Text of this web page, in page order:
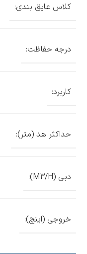
کلاس عایق بندی:
درجه حفاظت:
کاربرد:
حداکثر هد (متر):
دبی (M3/H):
خروجی (اینچ):